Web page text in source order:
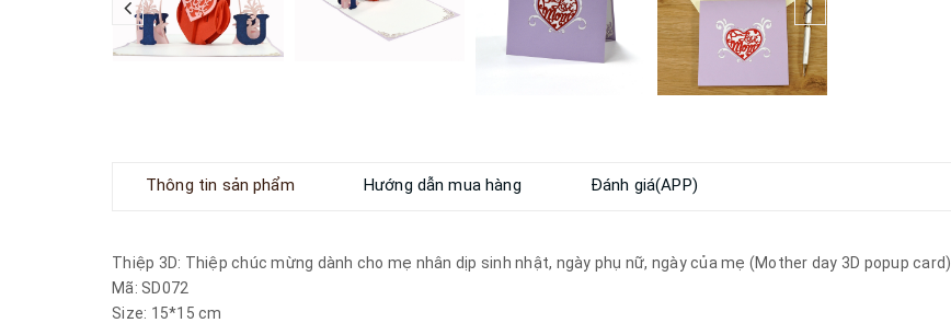
Thông tin sản phẩm Hướng dẫn mua hàng Đánh giá(APP)
Thiệp 3D: Thiệp chúc mừng dành cho mẹ nhân dịp sinh nhật, ngày phụ nữ, ngày của mẹ (Mother day 3D popup card)
Mã: SD072
Size: 15*15 cm